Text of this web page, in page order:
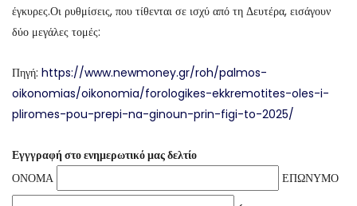
έγκυρες.Οι ρυθμίσεις, που τίθενται σε ισχύ από τη Δευτέρα, εισάγουν
δύο μεγάλες τομές:
Πηγή: https://www.newmoney.gr/roh/palmos-
oikonomias/oikonomia/forologikes-ekkremotites-oles-i-
pliromes-pou-prepi-na-ginoun-prin-figi-to-2025/
Εγγγραφή στο ενημερωτικό μας δελτίο
ΟΝΟΜΑ
ΕΠΩΝΥΜΟ